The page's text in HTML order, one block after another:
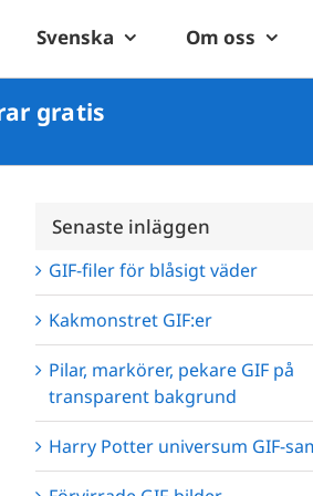
Svenska Om oss
gratis
Senaste inläggen
GIF-filer för blåsigt väder
Kakmonstret GIF:er
Pilar, markörer, pekare GIF på
transparent bakgrund
Harry Potter universum GIF-